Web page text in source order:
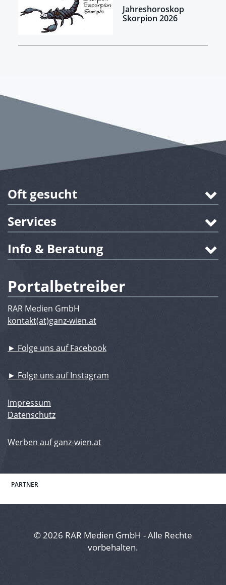
Jahreshoroskop
Skorpion 2026
Oft gesucht
Services
Info & Beratung
Portalbetreiber
RAR Medien GmbH
kontakt(at)ganz-wien.at
► Folge uns auf Facebook
► Folge uns auf Instagram
Impressum
Datenschutz
Werben auf ganz-wien.at
PARTNER
© 2026 RAR Medien GmbH - Alle Rechte
vorbehalten.